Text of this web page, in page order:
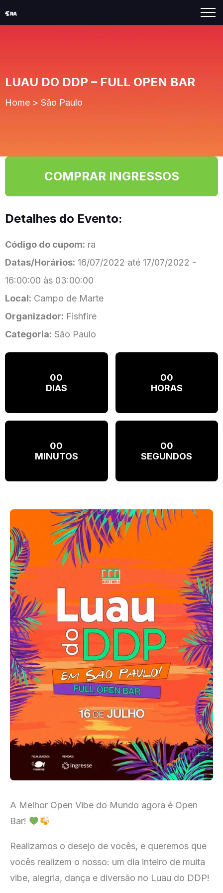
LUAU DO DDP – FULL OPEN BAR
Home > São Paulo
COMPRAR INGRESSOS
Detalhes do Evento:
Código do cupom: ra
Datas/Horários: 16/07/2022 até 17/07/2022 -
16:00:00 às 03:00:00
Local: Campo de Marte
Organizador: Fishfire
Categoria: São Paulo
00
DIAS
00
HORAS
00
MINUTOS
00
SEGUNDOS
A Melhor Open Vibe do Mundo agora é Open
Bar!
Realizamos o desejo de vocês, e queremos que
vocês realizem o nosso: um dia inteiro de muita
vibe, alegria, dança e diversão no Luau do DDP!